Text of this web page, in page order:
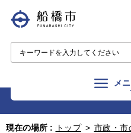
メ
現在の場所 : トップ > 市政・市